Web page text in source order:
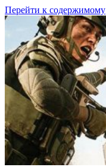
Перейти к содержимому